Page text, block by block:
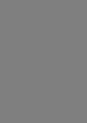
akcentem
ścianę z